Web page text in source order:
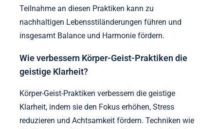
Teilnahme an diesen Praktiken kann zu
nachhaltigen Lebensstiländerungen führen und
insgesamt Balance und Harmonie fördern.
Wie verbessern Körper-Geist-Praktiken die
geistige Klarheit?
Körper-Geist-Praktiken verbessern die geistige
Klarheit, indem sie den Fokus erhöhen, Stress
reduzieren und Achtsamkeit fördern. Techniken wie